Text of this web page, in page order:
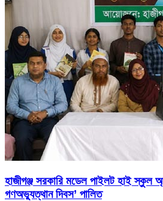
হাজীগঞ্জ সরকারি মডেল পাইলট হাই স্কুল
গণঅভ্যুত্থান দিবস’ পালিত